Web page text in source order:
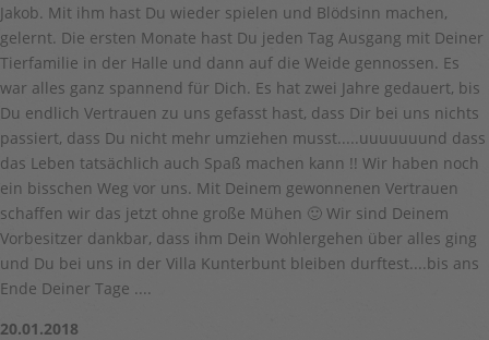
Jakob. Mit ihm hast Du wieder spielen und Blödsinn machen,
gelernt. Die ersten Monate hast Du jeden Tag Ausgang mit Deiner
Tierfamilie in der Halle und dann auf die Weide gennossen. Es
war alles ganz spannend für Dich. Es hat zwei Jahre gedauert, bis
Du endlich Vertrauen zu uns gefasst hast, dass Dir bei uns nichts
passiert, dass Du nicht mehr umziehen musst.....uuuuuuund dass
das Leben tatsächlich auch Spaß machen kann !! Wir haben noch
ein bisschen Weg vor uns. Mit Deinem gewonnenen Vertrauen
schaffen wir das jetzt ohne große Mühen 🙂 Wir sind Deinem
Vorbesitzer dankbar, dass ihm Dein Wohlergehen über alles ging
und Du bei uns in der Villa Kunterbunt bleiben durftest....bis ans
Ende Deiner Tage ....
20.01.2018